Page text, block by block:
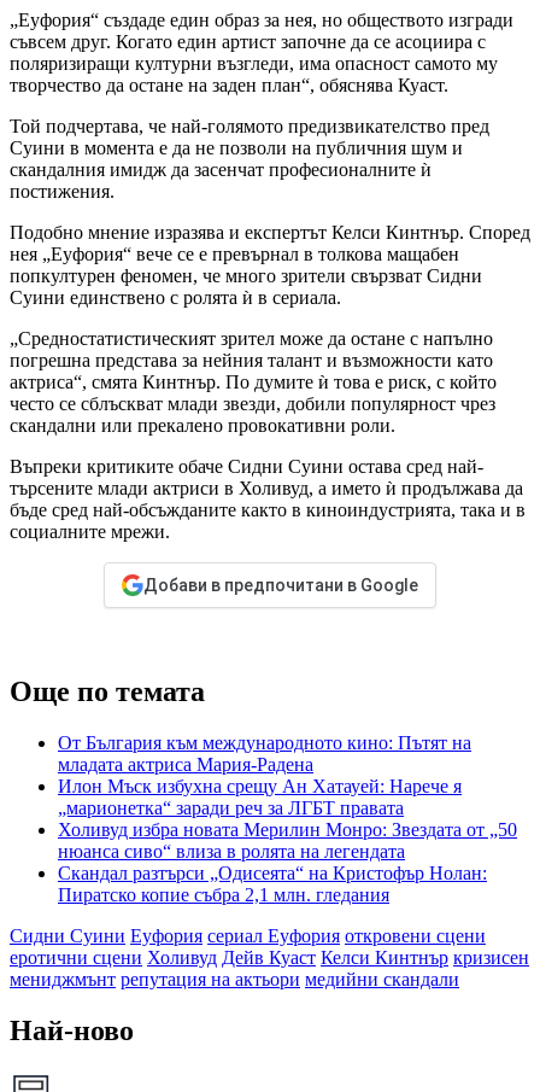
„Еуфория“ създаде един образ за нея, но обществото изгради
съвсем друг. Когато един артист започне да се асоциира с
поляризиращи културни възгледи, има опасност самото му
творчество да остане на заден план“, обяснява Куаст.
Той подчертава, че най-голямото предизвикателство пред
Суини в момента е да не позволи на публичния шум и
скандалния имидж да засенчат професионалните ѝ
постижения.
Подобно мнение изразява и експертът Келси Кинтнър. Според
нея „Еуфория“ вече се е превърнал в толкова мащабен
попкултурен феномен, че много зрители свързват Сидни
Суини единствено с ролята ѝ в сериала.
„Средностатистическият зрител може да остане с напълно
погрешна представа за нейния талант и възможности като
актриса“, смята Кинтнър. По думите ѝ това е риск, с който
често се сблъскват млади звезди, добили популярност чрез
скандални или прекалено провокативни роли.
Въпреки критиките обаче Сидни Суини остава сред най-
търсените млади актриси в Холивуд, а името ѝ продължава да
бъде сред най-обсъжданите както в киноиндустрията, така и в
социалните мрежи.
Добави в предпочитани в Google
Още по темата
От България към международното кино: Пътят на
младата актриса Мария-Радена
Илон Мъск избухна срещу Ан Хатауей: Нарече я
„марионетка“ заради реч за ЛГБТ правата
Холивуд избра новата Мерилин Монро: Звездата от „50
нюанса сиво“ влиза в ролята на легендата
Скандал разтърси „Одисеята“ на Кристофър Нолан:
Пиратско копие събра 2,1 млн. гледания
Сидни Суини Еуфория сериал Еуфория откровени сцени
еротични сцени Холивуд Дейв Куаст Келси Кинтнър кризисен
мениджмънт репутация на актьори медийни скандали
Най-ново